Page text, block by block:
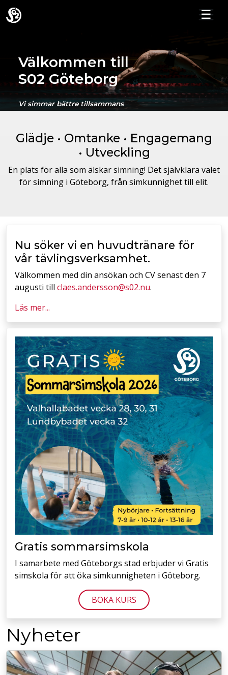
☰
Välkommen till
S02 Göteborg
Vi simmar bättre tillsammans
Glädje • Omtanke • Engagemang
• Utveckling
En plats för alla som älskar simning! Det självklara valet
för simning i Göteborg, från simkunnighet till elit.
Nu söker vi en huvudtränare för
vår tävlingsverksamhet.
Välkommen med din ansökan och CV senast den 7
augusti till claes.andersson@s02.nu.
Läs mer...
Gratis sommarsimskola
I samarbete med Göteborgs stad erbjuder vi Gratis
simskola för att öka simkunnigheten i Göteborg.
BOKA KURS
Nyheter